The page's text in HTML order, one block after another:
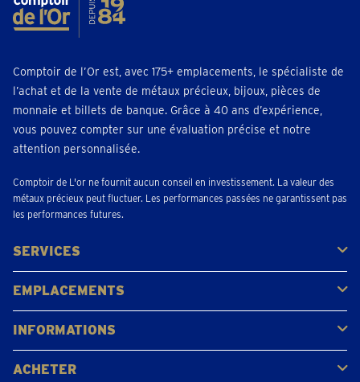
Comptoir de l’Or est, avec 175+ emplacements, le spécialiste de
l’achat et de la vente de métaux précieux, bijoux, pièces de
monnaie et billets de banque. Grâce à 40 ans d’expérience,
vous pouvez compter sur une évaluation précise et notre
attention personnalisée.
Comptoir de L'or ne fournit aucun conseil en investissement. La valeur des
métaux précieux peut fluctuer. Les performances passées ne garantissent pas
les performances futures.
SERVICES
Acheter
Vendre
Vente aux enchères
EMPLACEMENTS
Gerpinnes
Liège
Namur
Waterloo
Woluwe-Saint-Lambert
Voir tous les emplacements
INFORMATIONS
FAQ
Avis clients
ACHETER